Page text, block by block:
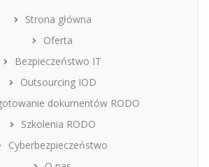
Strona główna
Oferta
Bezpieczeństwo IT
Outsourcing IOD
dokumentów RODO
Szkolenia RODO
Cyberbezpieczeństwo